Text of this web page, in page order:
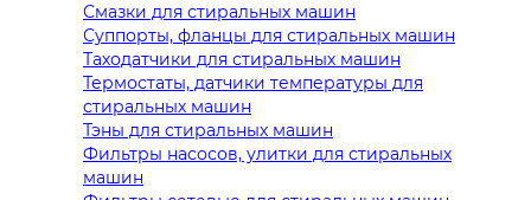
Смазки для стиральных машин
Суппорты, фланцы для стиральных машин
Таходатчики для стиральных машин
Термостаты, датчики температуры для
стиральных машин
Тэны для стиральных машин
Фильтры насосов, улитки для стиральных
машин